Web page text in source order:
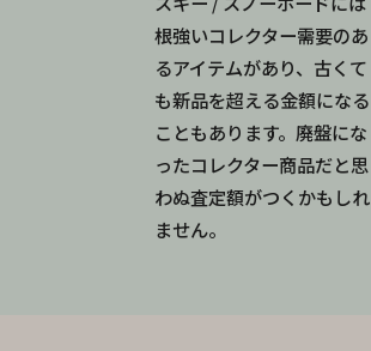
根強いコレクター需要のあ
るアイテムがあり、古くて
も新品を超える金額になる
こともあります。廃盤にな
ったコレクター商品だと思
わぬ査定額がつくかもしれ
ません。